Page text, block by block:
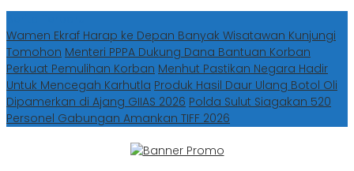
Wamen Ekraf Harap ke Depan Banyak Wisatawan Kunjungi
Tomohon Menteri PPPA Dukung Dana Bantuan Korban
Perkuat Pemulihan Korban Menhut Pastikan Negara Hadir
Untuk Mencegah Karhutla Produk Hasil Daur Ulang Botol Oli
Dipamerkan di Ajang GIIAS 2026 Polda Sulut Siagakan 520
Personel Gabungan Amankan TIFF 2026